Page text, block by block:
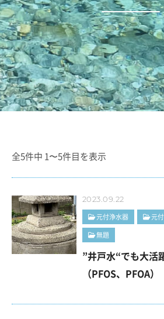
全5件中 1〜5件目を表示
2023.09.22
元付浄水器
元
無題
”井戸水“でも大活
（PFOS、PFOA）